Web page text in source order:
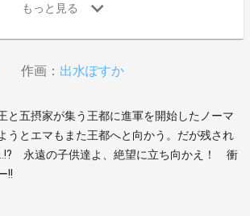
作画： 出水ぽすか
と五摂家が集う王都に進軍を開始したノーマ
うとエマもまた王都へと向かう。だが残され
永遠の子供達よ、絶望に立ち向かえ！ 衝
!!